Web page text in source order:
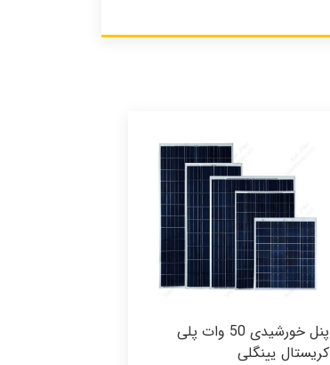
پنل خورشیدی 50 وات پلی
کریستال یینگلی